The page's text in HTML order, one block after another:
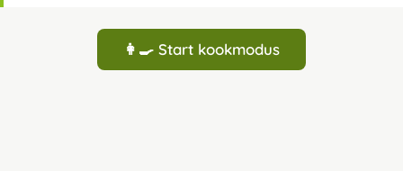
👩‍🍳 Start kookmodus